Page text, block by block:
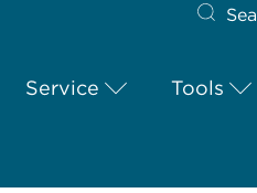
Service Tools